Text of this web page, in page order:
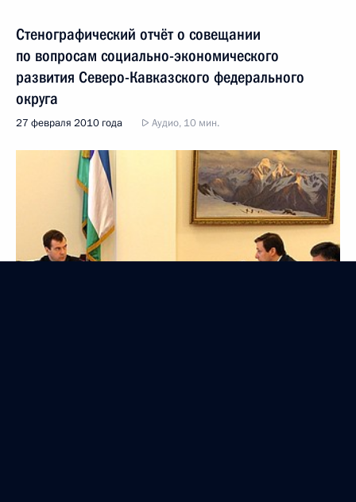
Стенографический отчёт о совещании
по вопросам социально-экономического
развития Северо-Кавказского федерального
округа
27 февраля 2010 года Аудио, 10 мин.